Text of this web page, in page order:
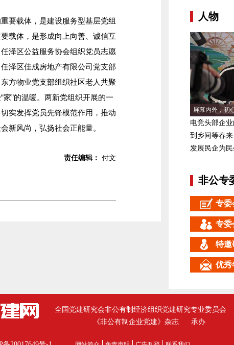
载体，是建设服务型基层党组
载体，是形成向上向善、诚信互
泽区公益服务协会组织党员志愿
泽区佳成房地产有限公司党支部
方物业党支部组织社区老人共聚
”的温暖。两新党组织开展的一
实发挥党员先锋模范作用，推动
新风尚，弘扬社会正能量。
责任编辑： 付文
人物
屏幕内外，初
电竞头部企
到乡间等春来
发展民企为民
非公专
专委
专委
特邀
优秀
全国党建研究会非公有制经济组织党建研究专业委员会
《非公有制企业党建》杂志
承办